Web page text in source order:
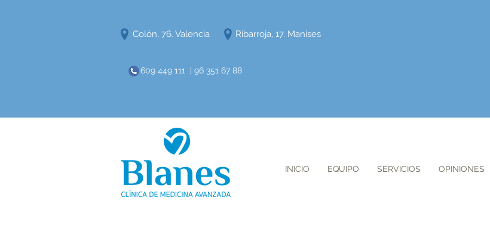
Colón, 76. Valencia Ribarroja, 17. Manises
609 449 111 | 96 351 67 88
INICIO EQUIPO SERVICIOS OPINIONES